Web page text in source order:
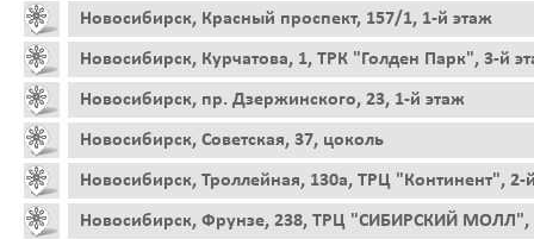
Новосибирск, Красный проспект, 157/1, 1-й этаж
Новосибирск, Курчатова, 1, ТРК "Голден Парк", 3-й
Новосибирск, пр. Дзержинского, 23, 1-й этаж
Новосибирск, Советская, 37, цоколь
Новосибирск, Троллейная, 130а, ТРЦ "Континент", 2-
Новосибирск, Фрунзе, 238, ТРЦ "СИБИРСКИЙ МОЛЛ",